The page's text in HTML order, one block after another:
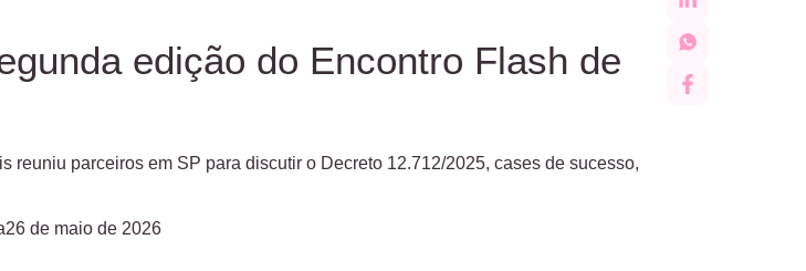
edição do Encontro Flash de
reuniu parceiros em SP para discutir o Decreto 12.712/2025, cases de sucesso,
26 de maio de 2026